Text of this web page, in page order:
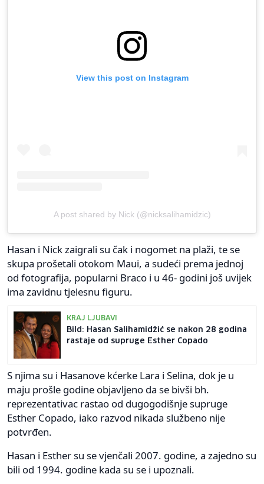
View this post on Instagram
A post shared by Nick (@nicksalihamidzic)
Hasan i Nick zaigrali su čak i nogomet na plaži, te se
skupa prošetali otokom Maui, a sudeći prema jednoj
od fotografija, popularni Braco i u 46- godini još uvijek
ima zavidnu tjelesnu figuru.
KRAJ LJUBAVI
Bild: Hasan Salihamidžić se nakon 28 godina
rastaje od supruge Esther Copado
S njima su i Hasanove kćerke Lara i Selina, dok je u
maju prošle godine objavljeno da se bivši bh.
reprezentativac rastao od dugogodišnje supruge
Esther Copado, iako razvod nikada službeno nije
potvrđen.
Hasan i Esther su se vjenčali 2007. godine, a zajedno su
bili od 1994. godine kada su se i upoznali.